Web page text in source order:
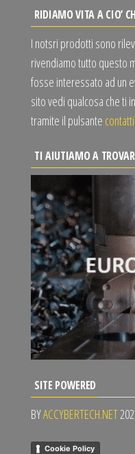
RIDIAMO VITA A CIO’
I notsri prodotti sono
rivendiamo tutto questo
fosse interessato ad un
sito vedi qualcosa che ti
tramite il pulsante contatti
TI AIUTIAMO A
SITE POWERED
BYACCYBERTECH.NET
Cookie Policy